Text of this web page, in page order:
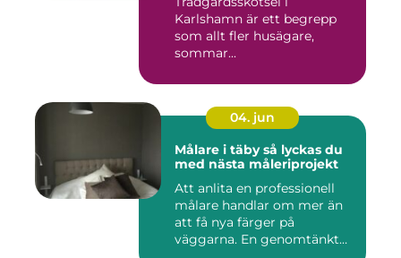
Karlshamn är ett begrepp
som allt fler husägare,
sommar...
04. jun
Målare i täby så lyckas du
med nästa måleriprojekt
Att anlita en professionell
målare handlar om mer än
att få nya färger på
väggarna. En genomtänkt